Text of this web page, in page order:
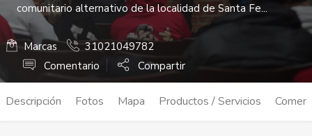
comunitario alternativo de la localidad de Santa Fe...
Marcas
31021049782
Comentario
Compartir
Descripción Fotos Mapa Productos / Servicios